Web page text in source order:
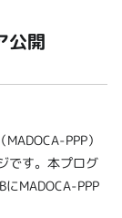
公開
PPP）
です。本プログ
MADOCA-PPP